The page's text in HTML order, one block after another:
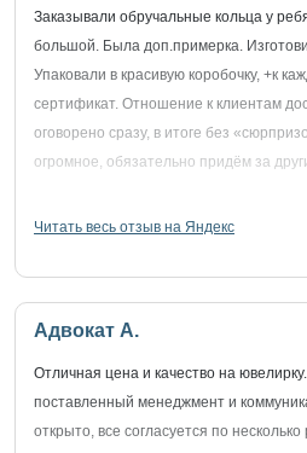
Заказывали обручальные кольца у
большой. Была доп.примерка.
Упаковали в красивую коробочку, +к
сертификат. Отношение к клиентам
оговорено сразу, в итоге без
огромное, обязательно придём за
Читать весь отзыв на Яндекс
Адвокат А.
Отличная цена и качество на
поставленный менеджмент и
открыто, все согласуется по